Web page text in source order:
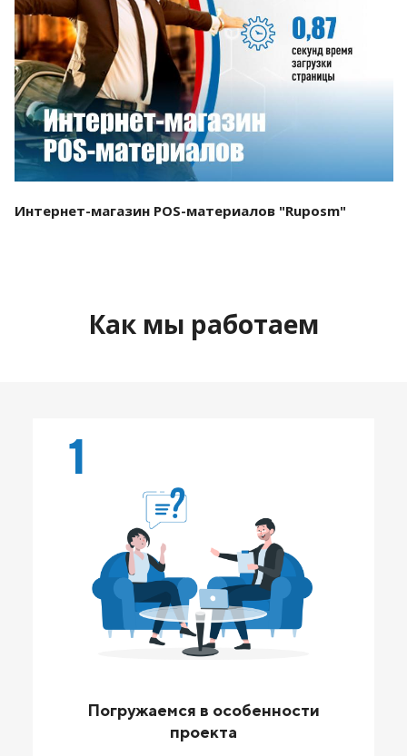
Смотреть проект
Интернет-магазин POS-материалов "Ruposm"
Как мы работаем
1
Погружаемся в особенности
проекта